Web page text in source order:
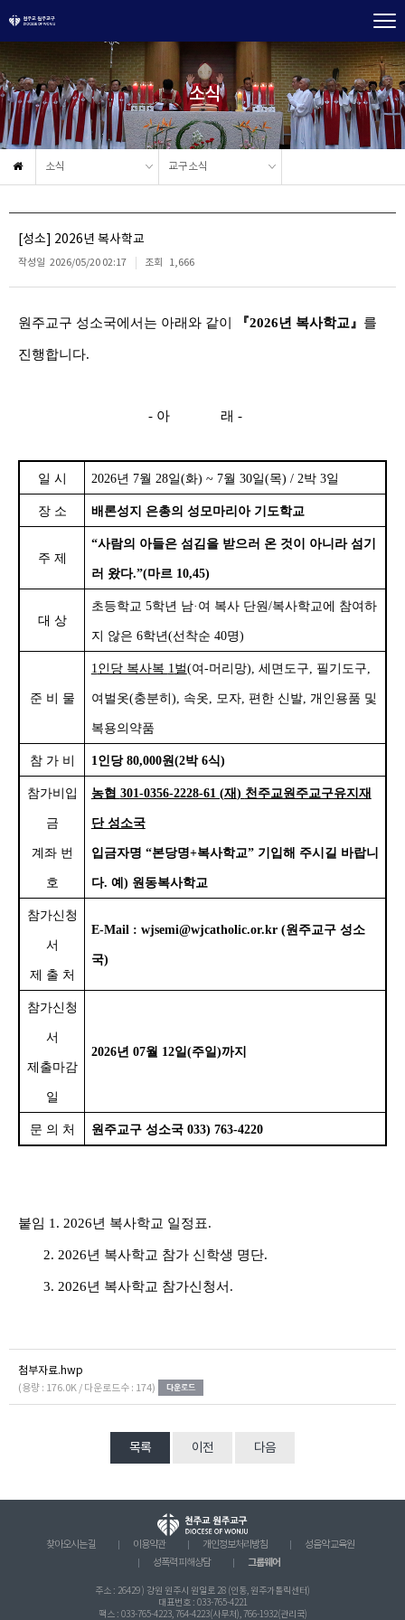
소식
소식 교구소식
[성소] 2026년 복사학교
작성일 2026/05/20 02:17 조회 1,666
원주교구 성소국에서는 아래와 같이 『2026년 복사학교 』 를
진행합니다.
- 아 래 -
일 시 2026년 7월 28일(화) ~ 7월 30일(목) / 2박 3일
장 소 배론성지 은총의 성모마리아 기도학교
주 제
“사람의 아들은 섬김을 받으러 온 것이 아니라 섬기
러 왔다.”(마르 10,45)
대 상
초등학교 5학년 남· 여 복사 단원/복사학교에 참여하
지 않은 6학년(선착순 40명)
준 비 물
1인당 복사복 1벌(여 -머리망), 세면도구, 필기도구,
여벌옷(충분히 ), 속옷, 모자, 편한 신발, 개인용품 및
복용의약품
참 가 비 1인당 80,000원(2박 6식)
참가비입
금
계좌 번
호
농협 301-0356-2228-61 (재 ) 천주교원주교구유지재
단 성소국
입금자명 “본당명+복사학교” 기입해 주시길 바랍니
다. 예 ) 원동복사학교
참가신청
서
제 출 처
E-Mail : wjsemi@wjcatholic.or.kr (원주교구 성소
국)
참가신청
서
제출마감
일
2026년 07월 12일(주일)까지
문 의 처 원주교구 성소국 033) 763-4220
붙임 1. 2026년 복사학교 일정표.
2. 2026년 복사학교 참가 신학생 명단.
3. 2026년 복사학교 참가신청서 .
첨부자료.hwp
(용량 : 176.0K / 다운로드수 : 174)
목록 이전 다음
찾아오시는 길 이용약관 개인정보처리방침
성음악 교육원
성폭력 피해상담
그룹웨어
주소 : 26429 ) 강원 원주시 원일로 28 (인동, 원주가톨릭센터)
대표번호 : 033-765-4221
팩스 : 033-765-4223, 764-4223(사무처), 766-1932(관리국)